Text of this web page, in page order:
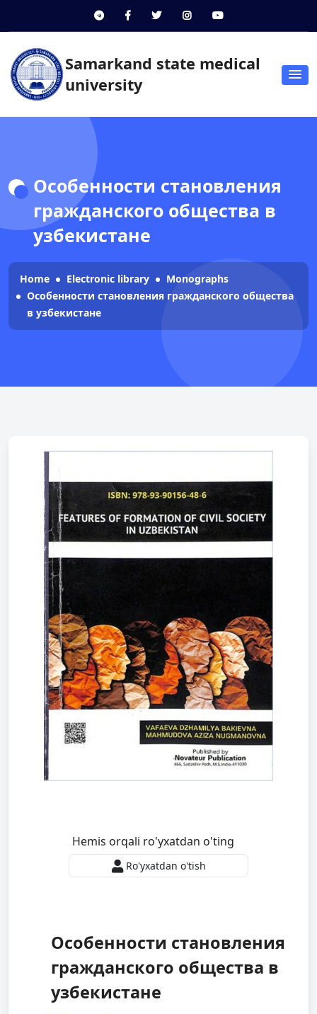
Samarkand state medical
university
Особенности становления
гражданского общества в
узбекистане
Home Electronic library
Monographs
Особенности становления гражданского общества
в узбекистане
Hemis orqali ro'yxatdan o'ting
Ro'yxatdan o'tish
Особенности становления
гражданского общества в
узбекистане